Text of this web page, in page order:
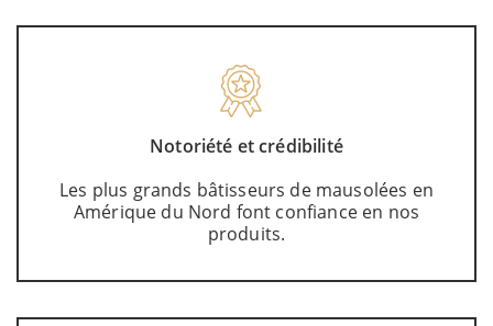
Notoriété et crédibilité
Les plus grands bâtisseurs de mausolées en
Amérique du Nord font confiance en nos
produits.